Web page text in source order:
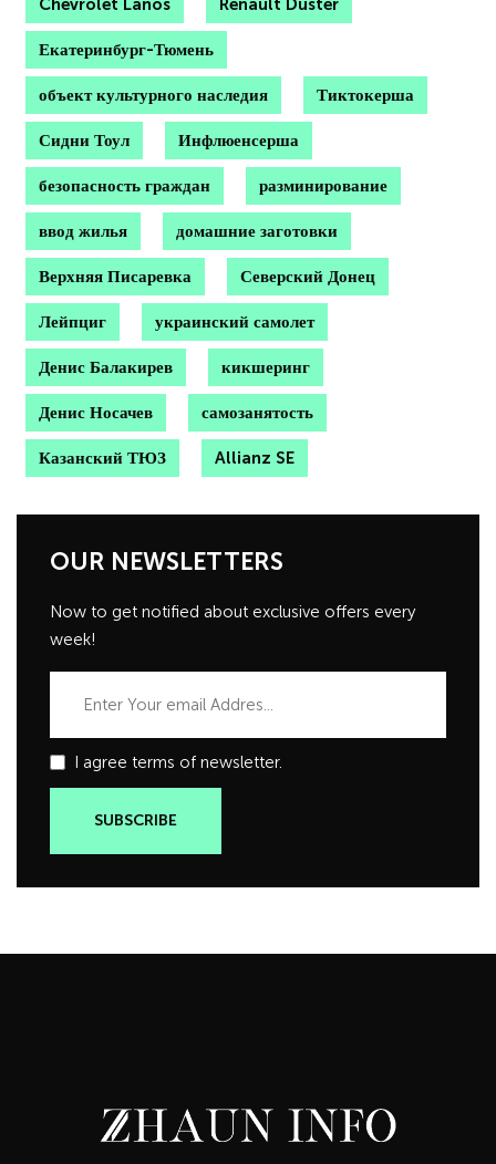
Chevrolet Lanos Renault Duster
Екатеринбург-Тюмень
объект культурного наследия Тиктокерша
Сидни Тоул Инфлюенсерша
безопасность граждан разминирование
ввод жилья домашние заготовки
Верхняя Писаревка Северский Донец
Лейпциг украинский самолет
Денис Балакирев кикшеринг
Денис Носачев самозанятость
Казанский ТЮЗ Allianz SE
OUR NEWSLETTERS
Now to get notified about exclusive offers every
week!
I agree terms of newsletter.